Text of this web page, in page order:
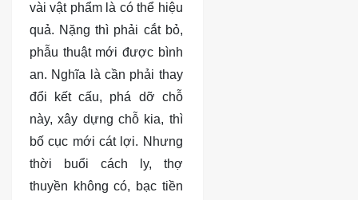
vài vật phẩm là có thể hiệu
quả. Nặng thì phải cắt bỏ,
phẫu thuật mới được bình
an. Nghĩa là cần phải thay
đổi kết cấu, phá dỡ chỗ
này, xây dựng chỗ kia, thì
bố cục mới cát lợi. Nhưng
thời buổi cách ly, thợ
thuyền không có, bạc tiền